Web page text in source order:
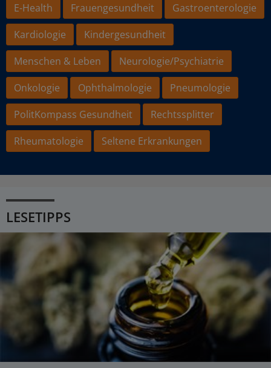
E-Health
Frauengesundheit
Gastroenterologie
Kardiologie
Kindergesundheit
Menschen & Leben
Neurologie/Psychiatrie
Onkologie
Ophthalmologie
Pneumologie
PolitKompass Gesundheit
Rechtssplitter
Rheumatologie
Seltene Erkrankungen
LESETIPPS